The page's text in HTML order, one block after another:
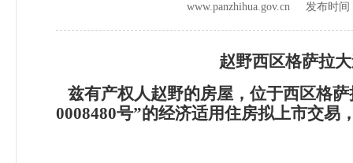
www.panzhihua.gov.cn 发布时间
赵野西区格萨拉
兹有产权人赵野的房屋，位于西区格
0008480号”的经济适用住房拟上市交易